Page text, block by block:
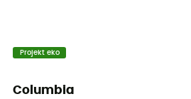
100 % poliamid z recyklingu
Projekt eko
Columbia